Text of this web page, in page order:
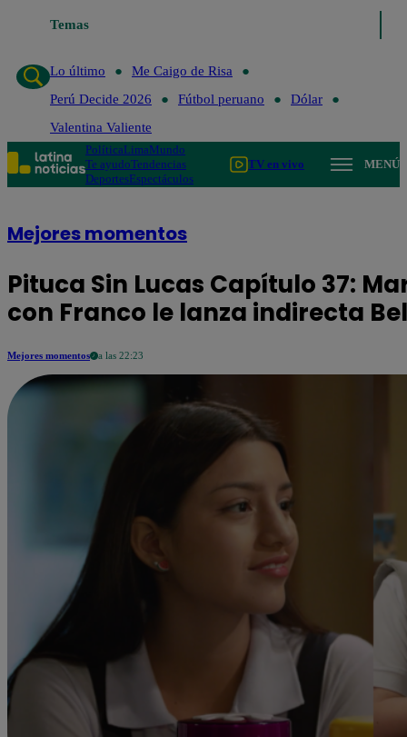
Temas
Lo último
Me Caigo de Risa
Perú Decide 2026
Fútbol peruano
Dólar
Valentina Valiente
PolíticaLimaMundo
Te ayudoTendencias
DeportesEspectáculos
TV en vivo MENÚ
Mejores momentos
Pituca Sin Lucas Capítulo 37:
con Franco le lanza indirecta
Mejores momentos a las 22:23